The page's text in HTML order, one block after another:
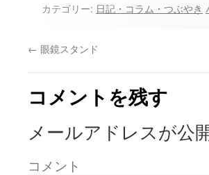
カテゴリー: 日記・コラム・つぶやき
← 眼鏡スタンド
コメントを残す
メールアドレスが公
コメント